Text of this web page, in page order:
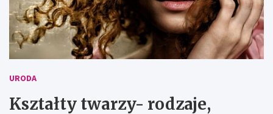
URODA
Kształty twarzy- rodzaje,